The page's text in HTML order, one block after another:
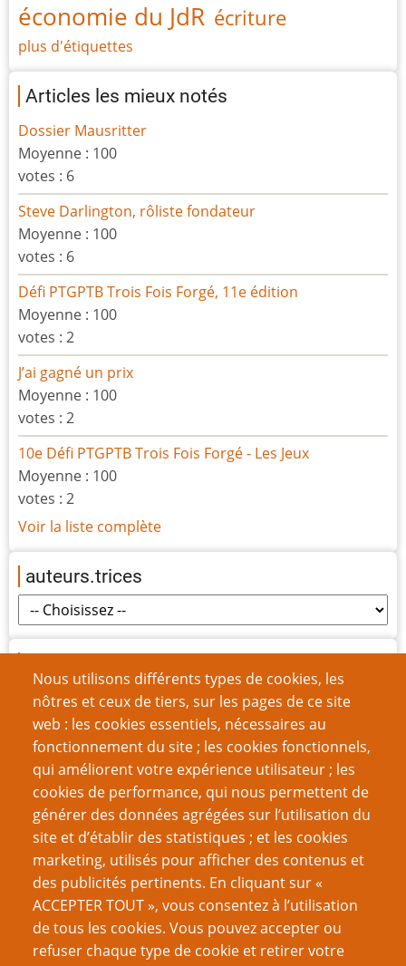
Nous utilisons différents types de cookies, les
nôtres et ceux de tiers, sur les pages de ce site
web : les cookies essentiels, nécessaires au
fonctionnement du site ; les cookies fonctionnels,
qui améliorent votre expérience utilisateur ; les
cookies de performance, qui nous permettent de
générer des données agrégées sur l’utilisation du
site et d’établir des statistiques ; et les cookies
marketing, utilisés pour afficher des contenus et
des publicités pertinents. En cliquant sur «
ACCEPTER TOUT », vous consentez à l’utilisation
de tous les cookies. Vous pouvez accepter ou
refuser chaque type de cookie et retirer votre
économie du JdR écriture
plus d'étiquettes
Articles les mieux notés
Dossier Mausritter
Moyenne : 100
votes : 6
Steve Darlington, rôliste fondateur
Moyenne : 100
votes : 6
Défi PTGPTB Trois Fois Forgé, 11e édition
Moyenne : 100
votes : 2
J’ai gagné un prix
Moyenne : 100
votes : 2
10e Défi PTGPTB Trois Fois Forgé - Les Jeux
Moyenne : 100
votes : 2
Voir la liste complète
auteurs.trices
Nom d'utilisateur
Mot de passe
Créer un nouveau compte